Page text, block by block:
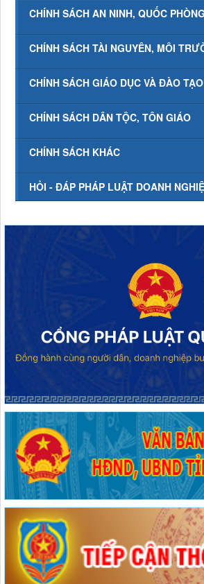
CHÍNH SÁCH AN NINH, QUỐC PHÒNG
CHÍNH SÁCH TÀI NGUYÊN, MÔI
CHÍNH SÁCH GIÁO DỤC VÀ ĐÀO TẠO
CHÍNH SÁCH DÂN TỘC, TÔN GIÁO
CHÍNH SÁCH KHÁC
HỎI - ĐÁP PHÁP LUẬT DOANH